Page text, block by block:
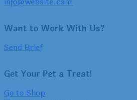
Want to Work With Us?
Send Brief
Get Your Pet a Treat!
Go to Shop